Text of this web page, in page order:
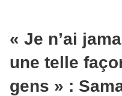
« Je n’ai
une telle
gens » :